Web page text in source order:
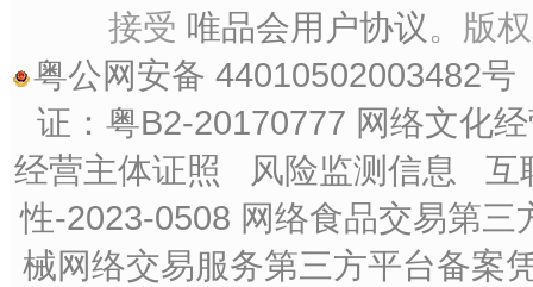
接受 唯品会用户协议。版
粤公网安备 44010502003482号
证：粤B2-20170777 网络文化
经营主体证照
风险监测信息
互
性-2023-0508 网络食品交易第
械网络交易服务第三方平台备案